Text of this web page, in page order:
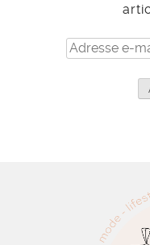
Adresse
e-